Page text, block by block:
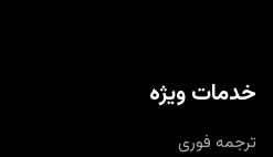
خدمات ویژه
ترجمه فوری